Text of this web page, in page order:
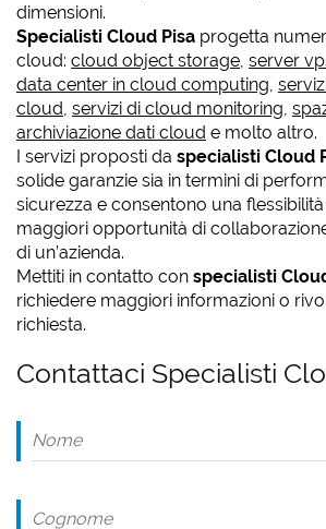
dimensioni.
Specialisti Cloud Pisa progetta
cloud: cloud object storage, server
data center in cloud computing,
cloud, servizi di cloud monitoring,
archiviazione dati cloud e molto altro.
I servizi proposti da specialisti Cloud
solide garanzie sia in termini di
sicurezza e consentono una
maggiori opportunità di
di un’azienda.
Mettiti in contatto con specialisti
richiedere maggiori informazioni o
richiesta.
Contattaci Specialisti